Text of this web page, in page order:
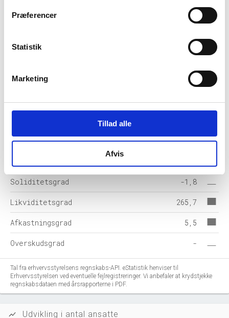
Præferencer
Statistik
Marketing
Tillad alle
Afvis
Balance i 1000 DKK 2025-12
19.541
Egenkapital -587
Gældsforpligtelser
Årets balance 32.078
Soliditetsgrad -1,8
Likviditetsgrad 265,7
Afkastningsgrad 5,5
Overskudsgrad -
Tal fra erhvervsstyrelsens regnskabs-API. eStatistik henviser til
Erhvervsstyrelsen ved eventuelle fejlregistreringer. Vi anbefaler at krydstjekke
regnskabsdataen med årsrapporterne i PDF.
show_chart Udvikling i antal ansatte